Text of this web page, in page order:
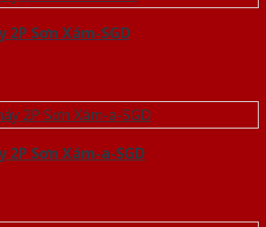
2P Sơn Xám-SGD
2P Sơn Xám-a-SGD